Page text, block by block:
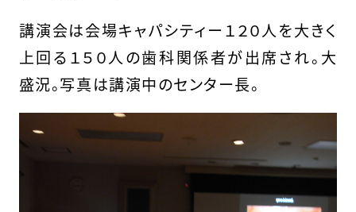
講演会は会場キャパシティー１２０人を大きく
上回る１５０人の歯科関係者が出席され。大
盛況。写真は講演中のセンター長。